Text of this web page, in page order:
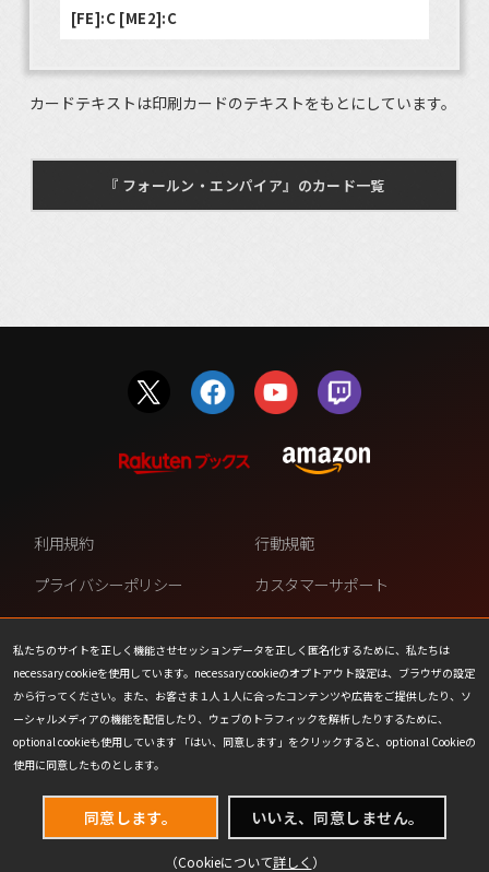
[FE]:C [ME2]:C
カードテキストは印刷カードのテキストをもとにしています。
『 フォールン・エンパイア』のカード一覧
私たちのサイトを正しく機能させセッションデータを正しく匿名化するために、私たちは
necessary cookieを使用しています。necessary cookieのオプトアウト設定は、ブラウザの設定
から行ってください。また、お客さま１人１人に合ったコンテンツや広告をご提供したり、ソ
ーシャルメディアの機能を配信したり、ウェブのトラフィックを解析したりするために、
optional cookieも使用しています 「はい、同意します」をクリックすると、optional Cookieの
使用に同意したものとします。
同意します。 いいえ、同意しません。
（Cookieについて詳しく ）
利用規約
行動規範
プライバシーポリシー
カスタマーサポート
ファンコンテンツ・ポリシー
個人情報の販売や共有を許可し
ない
COOKIE
プレスリリース
会社情報
お問い合わせ